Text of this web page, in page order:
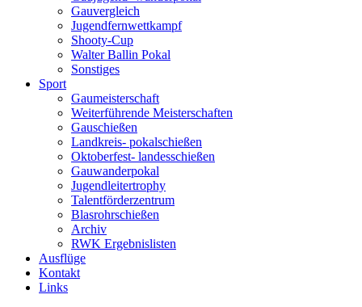
Gauvergleich
Jugendfernwettkampf
Shooty-Cup
Walter Ballin Pokal
Sonstiges
Sport
Gaumeisterschaft
Weiterführende Meisterschaften
Gauschießen
Landkreis- pokalschießen
Oktoberfest- landesschießen
Gauwanderpokal
Jugendleitertrophy
Talentförderzentrum
Blasrohrschießen
Archiv
RWK Ergebnislisten
Ausflüge
Kontakt
Links